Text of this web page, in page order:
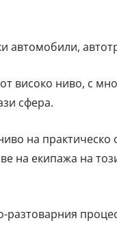
автомобили,
високо ниво, с
сфера.
на
на екипажа на